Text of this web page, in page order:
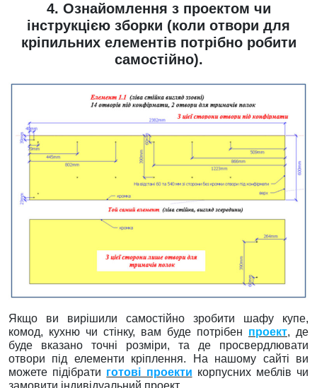
4. Ознайомлення з проектом чи
інструкцією зборки (коли отвори для
кріпильних елементів потрібно робити
самостійно).
Якщо ви вирішили самостійно зробити шафу купе,
комод, кухню чи стінку, вам буде потрібен проект, де
буде вказано точні розміри, та де просвердлювати
отвори під елементи кріплення. На нашому сайті ви
можете підібрати готові проекти корпусних меблів чи
замовити індивідуальний проект.